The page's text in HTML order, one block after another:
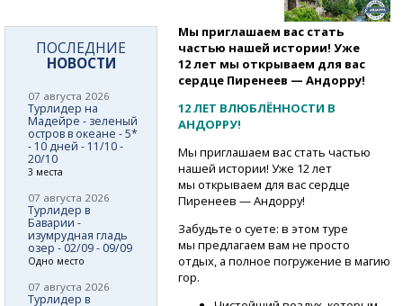
Мы приглашаем вас стать
частью нашей истории! Уже
12 лет мы открываем для вас
сердце Пиренеев — Андорру!
12 ЛЕТ ВЛЮБЛЁННОСТИ В
АНДОРРУ!
Мы приглашаем вас стать частью
нашей истории! Уже 12 лет
мы открываем для вас сердце
Пиренеев — Андорру!
Забудьте о суете: в этом туре
мы предлагаем вам не просто
отдых, а полное погружение в магию
гор.
ПОСЛЕДНИЕ
НОВОСТИ
07 августа 2026
Турлидер на
Мадейре - зеленый
остров в океане - 5*
- 10 дней - 11/10 -
20/10
3 места
07 августа 2026
Турлидер в
Баварии -
изумрудная гладь
озер - 02/09 - 09/09
Одно место
07 августа 2026
Турлидер в